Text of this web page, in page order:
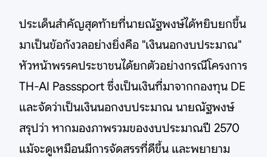
ประเด็นสำคัญสุดท้ายที่นายณัฐพงษ์ได้หยิบยกขึ้น
มาเป็นข้อกังวลอย่างยิ่งคือ "เงินนอกงบประมาณ"
หัวหน้าพรรคประชาชนได้ยกตัวอย่างกรณีโครงการ
TH-AI Passsport ซึ่งเป็นเงินที่มาจากกองทุน DE
และจัดว่าเป็นเงินนอกงบประมาณ นายณัฐพงษ์
สรุปว่า หากมองภาพรวมของงบประมาณปี 2570
แม้จะดูเหมือนมีการจัดสรรที่ดีขึ้น และพยายาม